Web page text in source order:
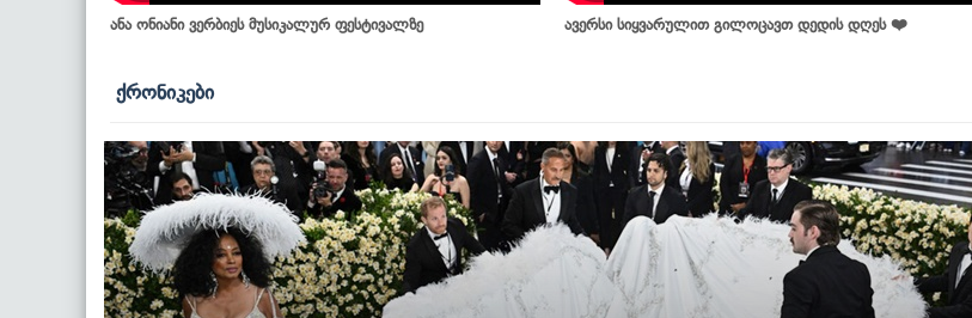
ანა ონიანი ვერბიეს მუსიკალურ ფესტივალზე ავერსი სიყვარულით გილოცავთ დედის დღეს ❤️
ქრონიკები